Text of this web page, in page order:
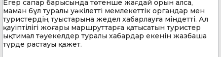
Егер сапар барысында төтенше жағдай орын алса,
маман бұл туралы уәкілетті мемлекеттік органдар мен
туристердің туыстарына жедел хабарлауға міндетті. Ал
қауіптілігі жоғары маршруттарға қатысатын туристер
ықтимал тәуекелдер туралы хабардар екенін жазбаша
түрде растауы қажет.